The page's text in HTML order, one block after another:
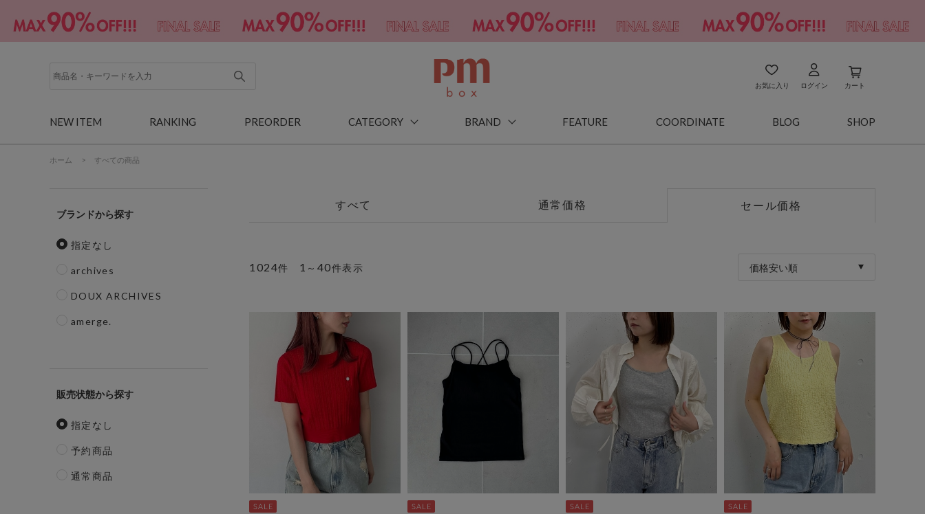
お気に入り ログイン カート
NEW ITEM RANKING PREORDER CATEGORY BRAND FEATURE COORDINATE BLOG SHOP
ホーム > すべての商品
ブランド
指定なし
archives
DOUX ARCHIVES
amerge.
販売状態
指定なし
予約商品
通常商品
すべて 通常価格 セール価格
1024件 1 ～ 40件表示 価格安い順